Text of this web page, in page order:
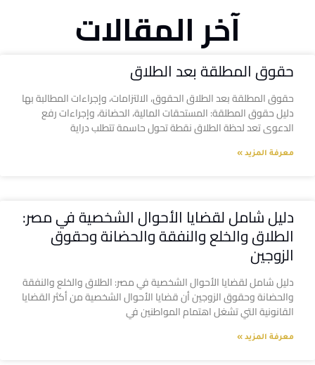
آخر المقالات
حقوق المطلقة بعد الطلاق
حقوق المطلقة بعد الطلاق الحقوق، الالتزامات، وإجراءات المطالبة بها
دليل حقوق المطلقة: المستحقات المالية، الحضانة، وإجراءات رفع
الدعوى تعد لحظة الطلاق نقطة تحول حاسمة تتطلب دراية
معرفة المزيد »
دليل شامل لقضايا الأحوال الشخصية في مصر:
الطلاق والخلع والنفقة والحضانة وحقوق
الزوجين
دليل شامل لقضايا الأحوال الشخصية في مصر: الطلاق والخلع والنفقة
والحضانة وحقوق الزوجين أن قضايا الأحوال الشخصية من أكثر القضايا
القانونية التي تشغل اهتمام المواطنين في
معرفة المزيد »